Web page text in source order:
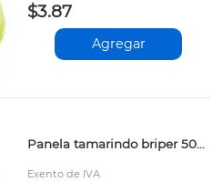
$3.87
Agregar
Panela tamarindo briper 500gr
Exento de IVA